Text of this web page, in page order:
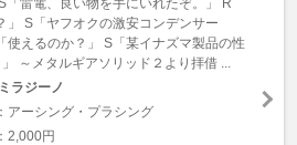
」 S「ヤフオクの激安コンデンサー
使えるのか？」 S「某イナズマ製品の性
～メタルギアソリッド２より拝借 ...
ラジーノ
アーシング・プラシング
2,000円